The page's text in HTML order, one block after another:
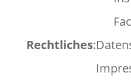
Rechtliches: